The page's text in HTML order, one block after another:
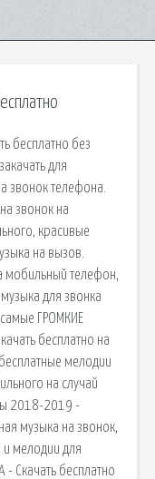
бесплатно без
для
звонок телефона.
звонок на
красивые
на вызов.
мобильный телефон,
для звонка
ГРОМКИЕ
бесплатно на
мелодии
на случай
2018-2019 -
музыка на звонок,
и мелодии для
Скачать бесплатно